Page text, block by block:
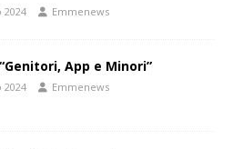
2024 Emmenews
App e Minori”
2024 Emmenews